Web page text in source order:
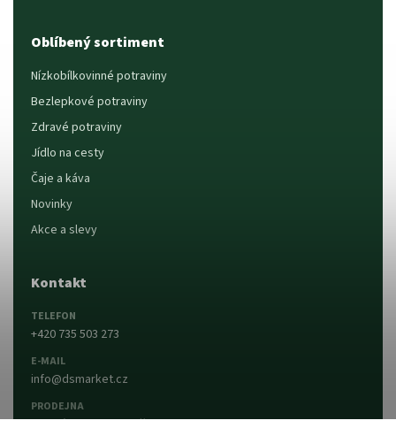
Oblíbený sortiment
Nízkobílkovinné potraviny
Bezlepkové potraviny
Zdravé potraviny
Jídlo na cesty
Čaje a káva
Novinky
Akce a slevy
Kontakt
TELEFON
+420 735 503 273
E-MAIL
info@dsmarket.cz
PRODEJNA